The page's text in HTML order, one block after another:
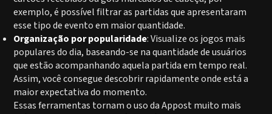
exemplo, é possível filtrar as partidas que apresentaram
esse tipo de evento em maior quantidade.
Organização por popularidade: Visualize os jogos mais
populares do dia, baseando-se na quantidade de usuários
que estão acompanhando aquela partida em tempo real.
Assim, você consegue descobrir rapidamente onde está a
maior expectativa do momento.
Essas ferramentas tornam o uso da Appost muito mais